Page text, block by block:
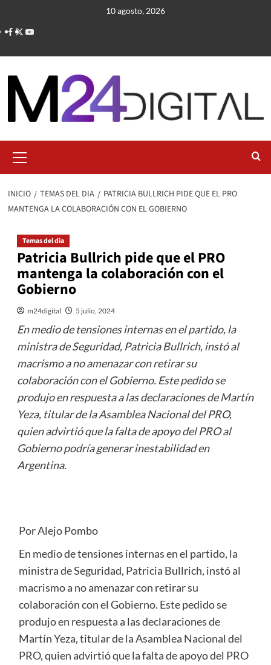
contenido
10 agosto, 2026
primario
INICIO TEMAS DEL DIA
PATRICIA BULLRICH PIDE QUE EL PRO
MANTENGA LA COLABORACIÓN CON EL GOBIERNO
Temas del dia
Patricia Bullrich pide que el PRO
mantenga la colaboración con el
Gobierno
m24digital 5 julio, 2024
En medio de tensiones internas en el partido, la
ministra de Seguridad, Patricia Bullrich, instó al
macrismo a no amenazar con retirar su
colaboración con el Gobierno. Este pedido se
produjo en respuesta a las declaraciones de Martín
Yeza, titular de la Asamblea Nacional del PRO,
quien advirtió que la falta de apoyo del PRO al
Gobierno podría generar inestabilidad en
Argentina.
Por Alejo Pombo
En medio de tensiones internas en el partido, la
ministra de Seguridad, Patricia Bullrich, instó al
macrismo a no amenazar con retirar su
colaboración con el Gobierno. Este pedido se
produjo en respuesta a las declaraciones de
Martín Yeza, titular de la Asamblea Nacional del
PRO, quien advirtió que la falta de apoyo del PRO